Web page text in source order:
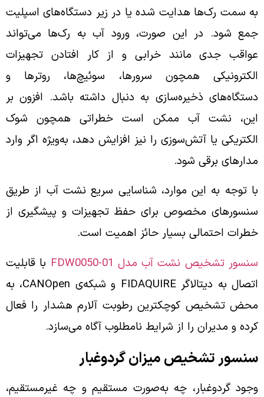
به سمت رک‌ها هدایت شده یا در زیر دستگاه‌های اسپلیت
جمع شود. در این صورت، ورود آب به رک‌ها می‌تواند
عواقب جدی مانند خرابی و از کار افتادن تجهیزات
الکترونیکی همچون سرورها، سوئیچ‌ها، روترها و
دستگاه‌های ذخیره‌سازی به دنبال داشته باشد. افزون بر
این، نشت آب ممکن است خطراتی همچون شوک
الکتریکی یا آتش‌سوزی را نیز افزایش دهد، به‌ویژه اگر وارد
مدارهای برقی شود.
با توجه به این موارد، شناسایی سریع نشت آب از طریق
سنسورهای مخصوص برای حفظ تجهیزات و پیشگیری از
خطرات احتمالی بسیار حائز اهمیت است.
سنسور تشخیص نشت آب مدل FDW0050-01
با قابلیت
اتصال به دیتالاگر FIDAQUIRE و شبکه‌ی CANOpen، به
محض تشخیص کوچکترین رطوبت آلارم هشدار را فعال
کرده و مدیران را از شرایط نامطلوب آگاه می‌سازد.
سنسور تشخیص میزان گردوغبار
وجود گردوغبار، چه به‌صورت مستقیم و چه غیرمستقیم،